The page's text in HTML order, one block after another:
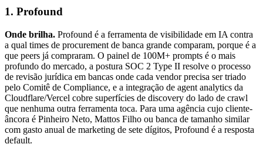
1. Profound
Onde brilha. Profound é a ferramenta de visibilidade em IA contra
a qual times de procurement de banca grande comparam, porque é a
que peers já compraram. O painel de 100M+ prompts é o mais
profundo do mercado, a postura SOC 2 Type II resolve o processo
de revisão jurídica em bancas onde cada vendor precisa ser triado
pelo Comitê de Compliance, e a integração de agent analytics da
Cloudflare/Vercel cobre superfícies de discovery do lado de crawl
que nenhuma outra ferramenta toca. Para uma agência cujo cliente-
âncora é Pinheiro Neto, Mattos Filho ou banca de tamanho similar
com gasto anual de marketing de sete dígitos, Profound é a resposta
default.